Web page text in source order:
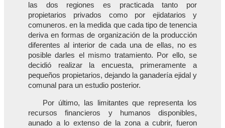
las dos regiones es practicada tanto por
propietarios privados como por ejidatarios y
comuneros. en la medida que cada tipo de tenencia
deriva en formas de organización de la producción
diferentes al interior de cada una de ellas, no es
posible darles el mismo tratamiento. Por ello, se
decidió realizar la encuesta, primeramente a
pequeños propietarios, dejando la ganadería ejidal y
comunal para un estudio posterior.
Por último, las limitantes que representa los
recursos financieros y humanos disponibles,
aunado a lo extenso de la zona a cubrir, fueron